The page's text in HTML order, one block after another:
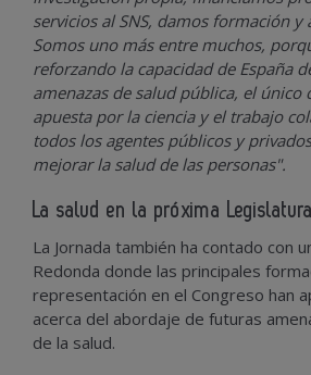
servicios al SNS, damos formación y
Somos uno más entre muchos,
reforzando la capacidad de España
amenazas de salud pública, el único
apuesta por la ciencia y el trabajo
todos los agentes públicos y
mejorar la salud de las personas".
La salud en la próxima Legislatura
La Jornada también ha contado con
Redonda donde las principales
representación en el Congreso han
acerca del abordaje de futuras
de la salud.